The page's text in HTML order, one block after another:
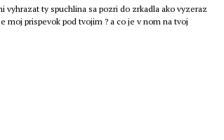
ty spuchlina sa pozri do zrkadla ako vyzeraz
prispevok pod tvojim ? a co je v nom na tvoj